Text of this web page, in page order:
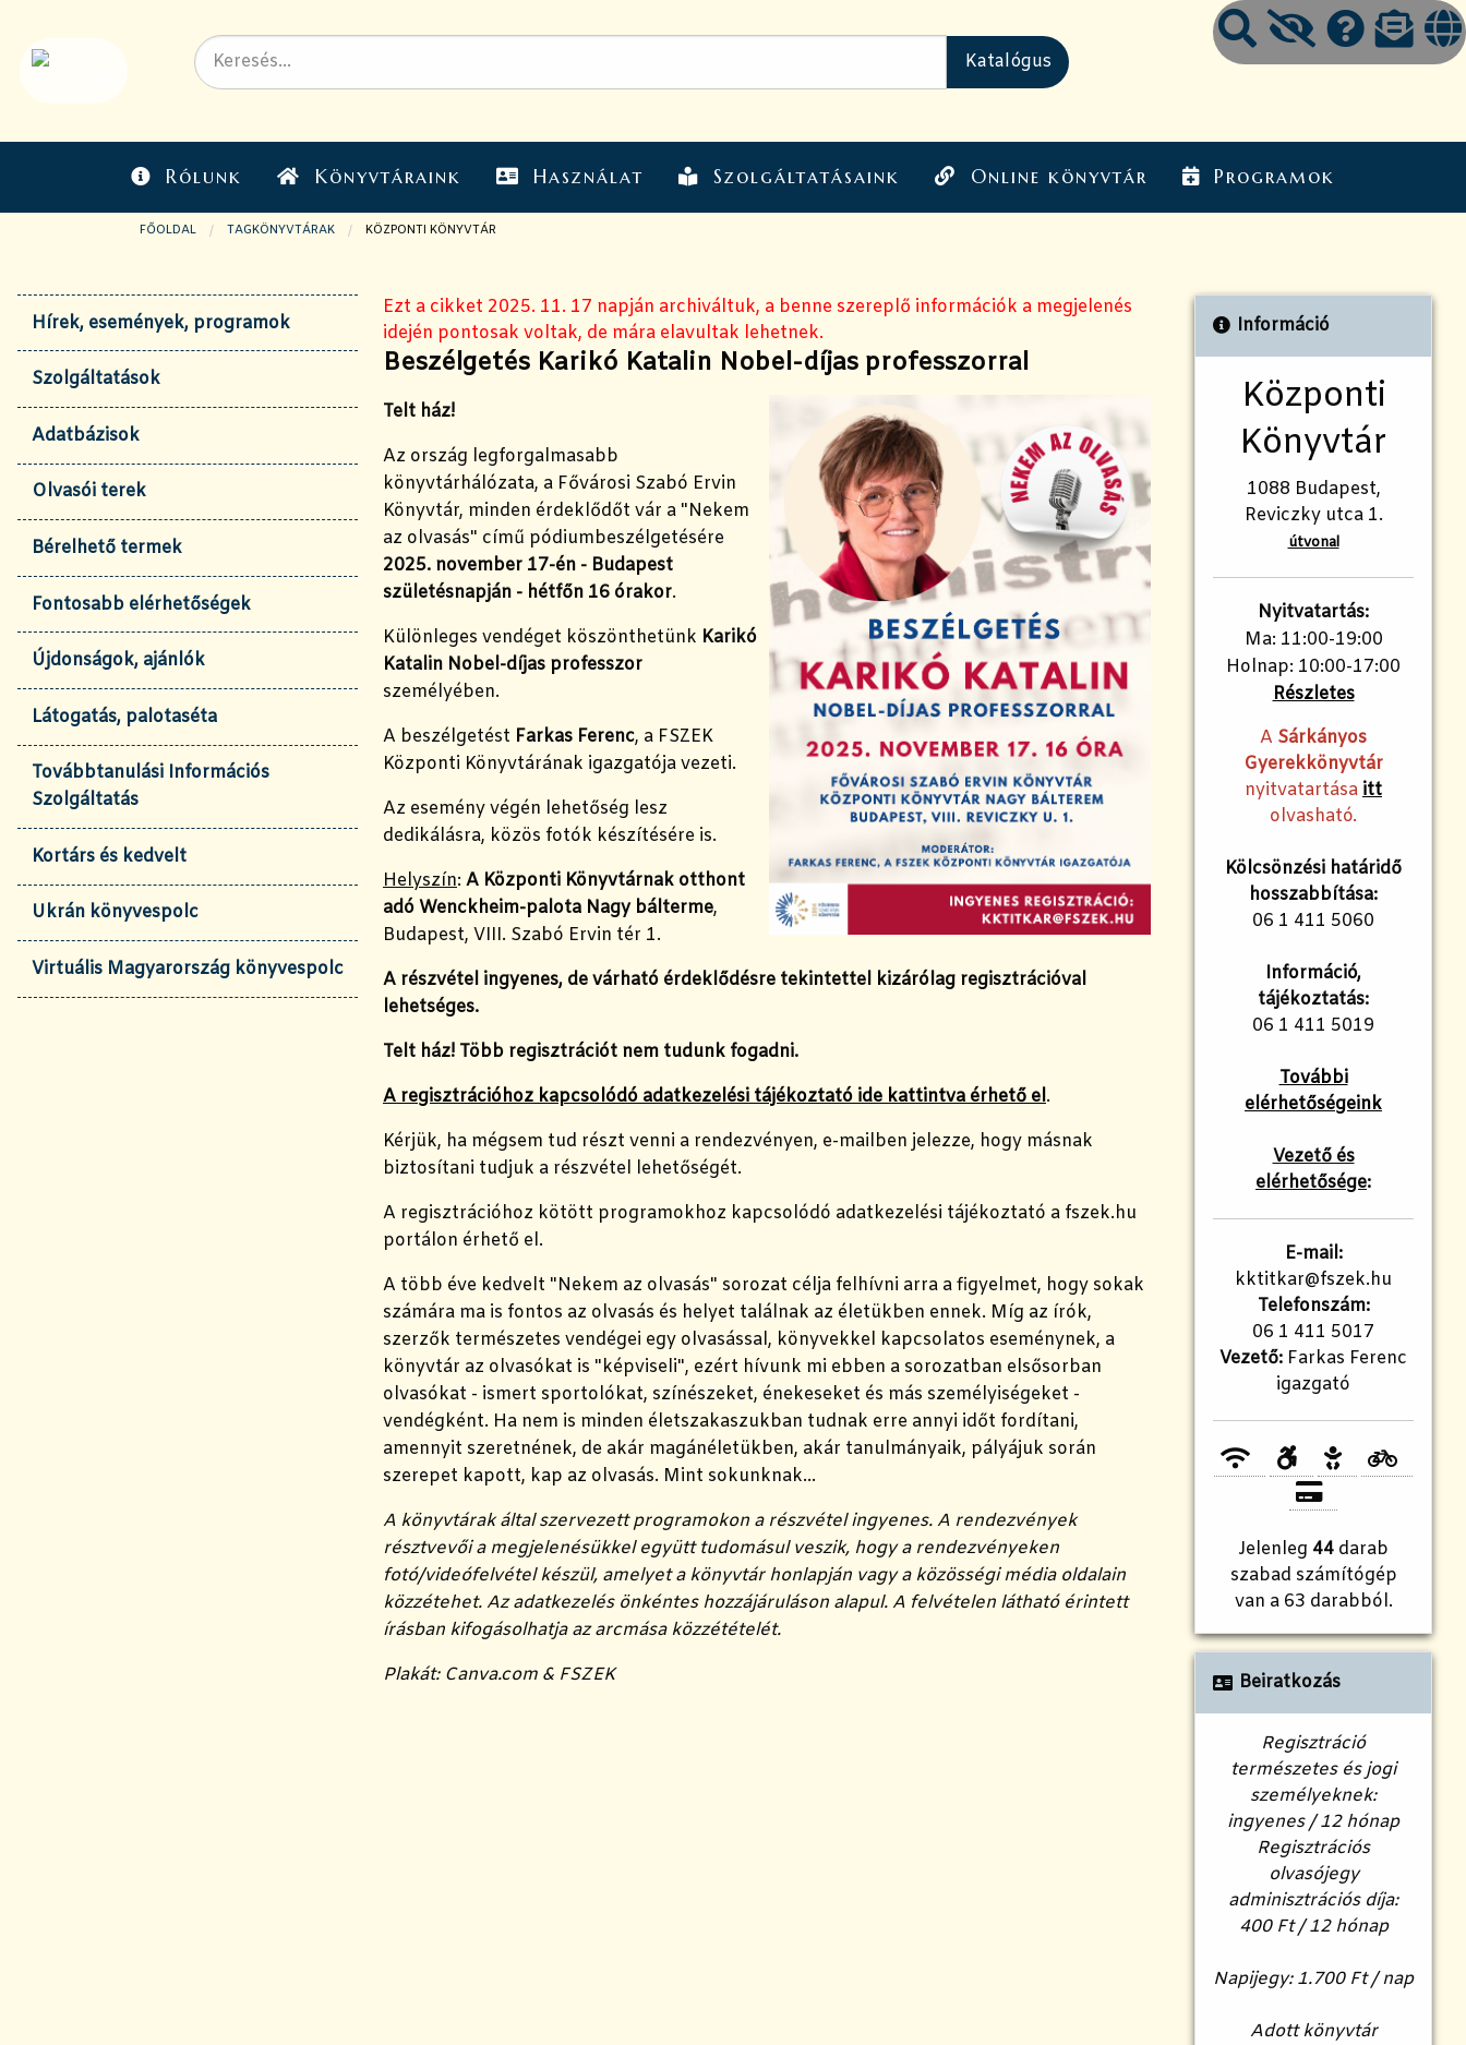
Rólunk Könyvtáraink Használat Szolgáltatásaink Online könyvtár Programok
FŐOLDAL TAGKÖNYVTÁRAK JELENLEGI OLDAL:
KÖZPONTI KÖNYVTÁR
Hírek, események, programok
Szolgáltatások
Adatbázisok
Olvasói terek
Bérelhető termek
Fontosabb elérhetőségek
Újdonságok, ajánlók
Látogatás, palotaséta
Továbbtanulási Információs
Szolgáltatás
Kortárs és kedvelt
Ukrán könyvespolc
Virtuális Magyarország könyvespolc
Ezt a cikket 2025. 11. 17 napján archiváltuk, a benne szereplő információk a megjelenés
idején pontosak voltak, de mára elavultak lehetnek.
Beszélgetés Karikó Katalin Nobel-díjas professzorral
Telt ház!
Az ország legforgalmasabb
könyvtárhálózata, a Fővárosi Szabó Ervin
Könyvtár, minden érdeklődőt vár a "Nekem
az olvasás" című pódiumbeszélgetésére
2025. november 17-én - Budapest
születésnapján - hétfőn 16 órakor.
Különleges vendéget köszönthetünk Karikó
Katalin Nobel-díjas professzor
személyében.
A beszélgetést Farkas Ferenc, a FSZEK
Központi Könyvtárának igazgatója vezeti.
Az esemény végén lehetőség lesz
dedikálásra, közös fotók készítésére is.
Helyszín: A Központi Könyvtárnak otthont
adó Wenckheim-palota Nagy bálterme,
Budapest, VIII. Szabó Ervin tér 1.
A részvétel ingyenes, de várható érdeklődésre tekintettel kizárólag regisztrációval
lehetséges.
Telt ház! Több regisztrációt nem tudunk fogadni.
A regisztrációhoz kapcsolódó adatkezelési tájékoztató ide kattintva érhető el.
Kérjük, ha mégsem tud részt venni a rendezvényen, e-mailben jelezze, hogy másnak
biztosítani tudjuk a részvétel lehetőségét.
A regisztrációhoz kötött programokhoz kapcsolódó adatkezelési tájékoztató a fszek.hu
portálon érhető el.
A több éve kedvelt "Nekem az olvasás" sorozat célja felhívni arra a figyelmet, hogy sokak
számára ma is fontos az olvasás és helyet találnak az életükben ennek. Míg az írók,
szerzők természetes vendégei egy olvasással, könyvekkel kapcsolatos eseménynek, a
könyvtár az olvasókat is "képviseli", ezért hívunk mi ebben a sorozatban elsősorban
olvasókat - ismert sportolókat, színészeket, énekeseket és más személyiségeket -
vendégként. Ha nem is minden életszakaszukban tudnak erre annyi időt fordítani,
amennyit szeretnének, de akár magánéletükben, akár tanulmányaik, pályájuk során
szerepet kapott, kap az olvasás. Mint sokunknak...
A könyvtárak által szervezett programokon a részvétel ingyenes. A rendezvények
résztvevői a megjelenésükkel együtt tudomásul veszik, hogy a rendezvényeken
fotó/videófelvétel készül, amelyet a könyvtár honlapján vagy a közösségi média oldalain
közzétehet. Az adatkezelés önkéntes hozzájáruláson alapul. A felvételen látható érintett
írásban kifogásolhatja az arcmása közzétételét.
Plakát: Canva.com & FSZEK
Információ
Központi
Könyvtár
1088 Budapest,
Reviczky utca 1.
útvonal
Nyitvatartás:
Ma: 11:00-19:00
Holnap: 10:00-17:00
Részletes
A Sárkányos
Gyerekkönyvtár
nyitvatartása itt
olvasható.
Kölcsönzési határidő
hosszabbítása:
06 1 411 5060
Információ,
tájékoztatás:
06 1 411 5019
További
elérhetőségeink
Vezető és
elérhetősége:
E-mail:
kktitkar@fszek.hu
Telefonszám:
06 1 411 5017
Vezető: Farkas Ferenc
igazgató
Jelenleg 44 darab
szabad számítógép
van a 63 darabból.
Beiratkozás
Regisztráció
természetes és jogi
személyeknek:
ingyenes / 12 hónap
Regisztrációs
olvasójegy
adminisztrációs díja:
400 Ft / 12 hónap
Napijegy: 1.700 Ft / nap
Adott könyvtár